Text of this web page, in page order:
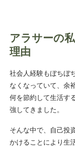
アラサーの
理由
社会人経験もぼちぼ
なくなっていて、余
何を節約して生活す
強してきました。
そんな中で、自己投
かけることにより生